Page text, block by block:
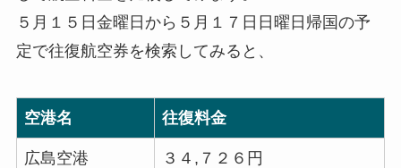
５月１５日金曜日から５月１７日日曜日帰国の予
定で往復航空券を検索してみると、
空港名 往復料金
広島空港 ３４,７２６円